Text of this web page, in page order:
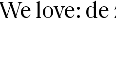
We love: